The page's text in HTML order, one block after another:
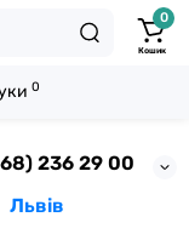
236 29 00
Львів
0
Кошик
0